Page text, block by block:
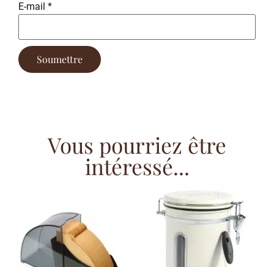
E-mail *
Vous pourriez être
intéressé...